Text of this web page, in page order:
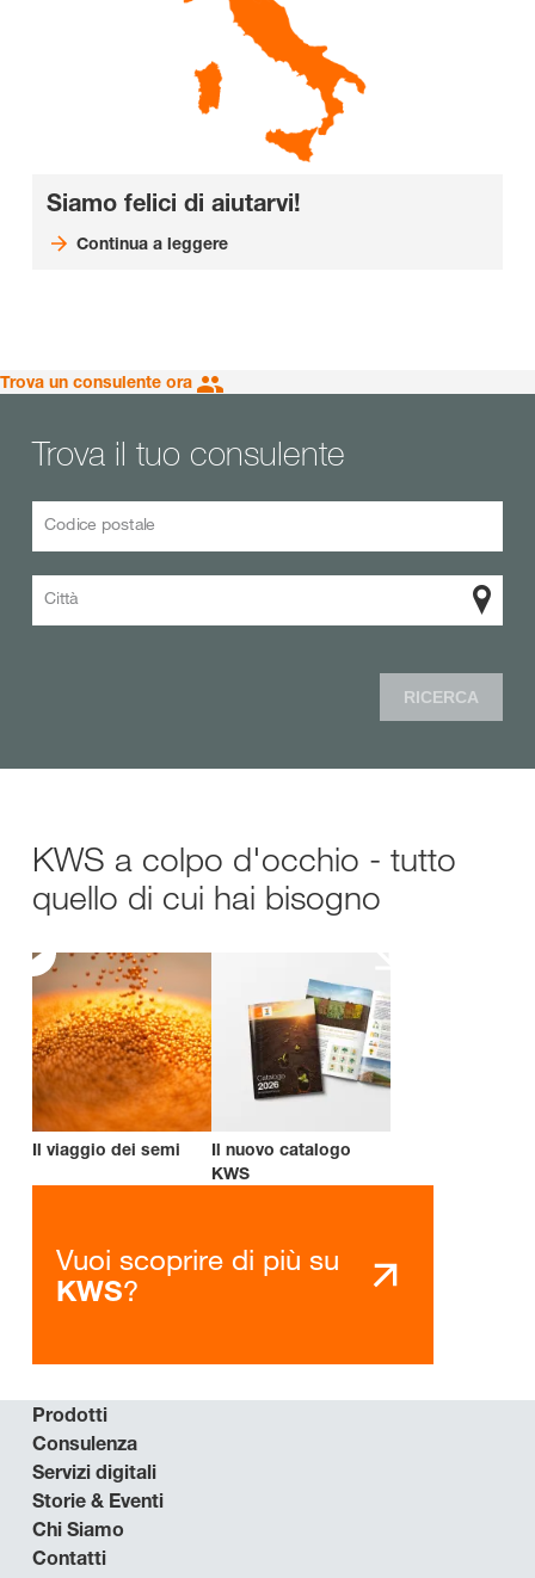
Siamo felici di aiutarvi!
Continua a leggere
Trova un consulente ora
Trova il tuo consulente
Codice postale
Città
RICERCA
KWS a colpo d'occhio - tutto
quello di cui hai bisogno
Il viaggio dei semi
Il nuovo catalogo
KWS
Vuoi scoprire di più su
KWS?
Prodotti
Consulenza
Servizi digitali
Storie & Eventi
Chi Siamo
Contatti